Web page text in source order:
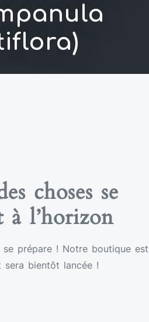
choses se
l’horizon
se prépare ! Notre boutique est
sera bientôt lancée !